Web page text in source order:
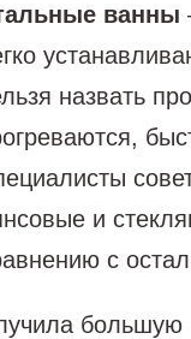
ванны
назвать
и
с
большую